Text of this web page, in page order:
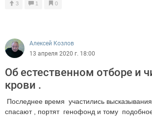
3 1 0
Алексей Козлов
13 апреля 2020 г. 18:00
Об естественном отборе и
крови .
Последнее время участились
спасают , портят генофонд и тому